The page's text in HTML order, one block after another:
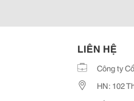
LIÊN HỆ
Công ty
HN: 102